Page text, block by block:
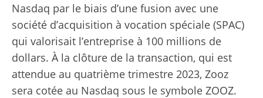
Nasdaq par le biais d’une fusion avec une
société d’acquisition à vocation spéciale (SPAC)
qui valorisait l’entreprise à 100 millions de
dollars. À la clôture de la transaction, qui est
attendue au quatrième trimestre 2023, Zooz
sera cotée au Nasdaq sous le symbole ZOOZ.